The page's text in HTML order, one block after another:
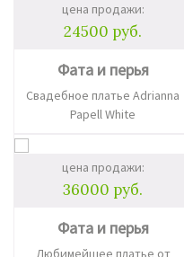
цена продажи:
24500 руб.
Фата и перья
Свадебное платье Adrianna
Papell White
цена продажи:
36000 руб.
Фата и перья
Любимейшее платье от